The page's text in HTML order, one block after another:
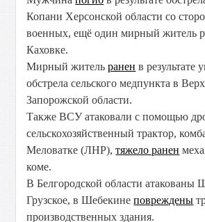
Копани Херсонской области со
военных, ещё один мирный житель
Каховке.
Мирный жительранен в результате
обстрела сельского медпункта в
Запорожской области.
Также ВСУ атаковали с помощью
сельскохозяйственный трактор,
Меловатке (ЛНР),тяжело ранен
коме.
В Белгородской области атакованы
Грузское, в Шебекинеповреждены
производственных здания.